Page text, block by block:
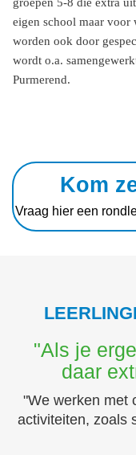
eigen school maar voor
worden ook door
wordt o.a.
Purmerend.
Kom
Vraag hier een
"Als je
daar
"We werken met
activiteiten, zoals